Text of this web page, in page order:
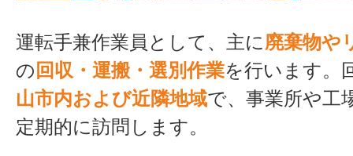
3年目：370万円
5年目：350万円
7年目：350万円
運転手兼作業員として、主に廃棄物や
の 回収・運搬・選別作業を行います。
山市内および近隣地域で、事業所や工
定期的に訪問します。